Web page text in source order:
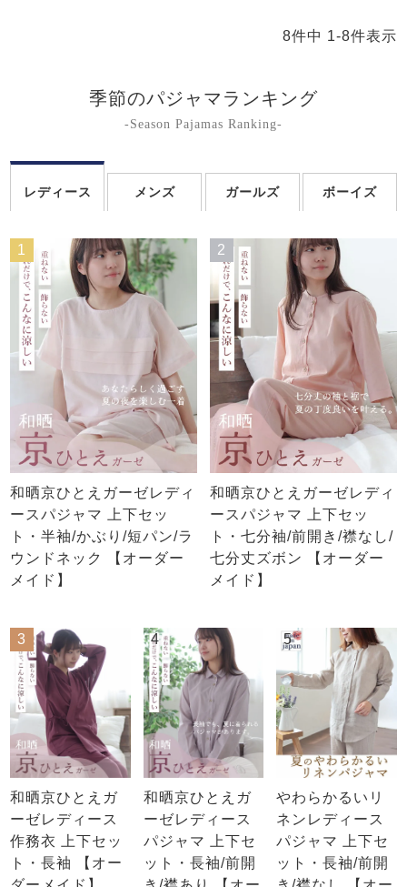
8件中 1-8件表示
季節のパジャマランキング
-Season Pajamas Ranking-
レディース メンズ ガールズ ボーイズ
1
和晒京ひとえガーゼレディ
ースパジャマ 上下セッ
ト・半袖/かぶり/短パン/ラ
ウンドネック 【オーダー
メイド】
2
和晒京ひとえガーゼレディ
ースパジャマ 上下セッ
ト・七分袖/前開き/襟なし/
七分丈ズボン 【オーダー
メイド】
3
和晒京ひとえガ
ーゼレディース
作務衣 上下セッ
ト・長袖 【オー
4
和晒京ひとえガ
ーゼレディース
パジャマ 上下セ
ット・長袖/前開
5
やわらかるいリ
ネンレディース
パジャマ 上下セ
ット・長袖/前開